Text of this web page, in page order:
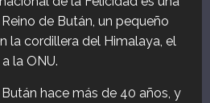
de Bután, un pequeño
la cordillera del Himalaya, el
la ONU.
hace más de 40 años, y